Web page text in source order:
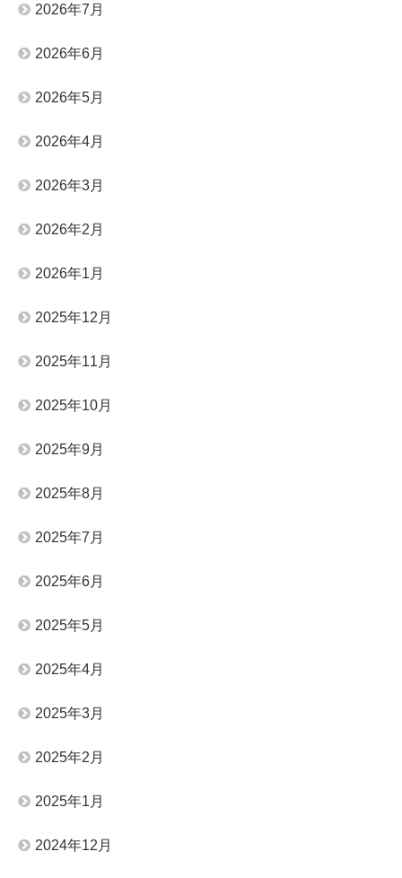
2026年7月
2026年6月
2026年5月
2026年4月
2026年3月
2026年2月
2026年1月
2025年12月
2025年11月
2025年10月
2025年9月
2025年8月
2025年7月
2025年6月
2025年5月
2025年4月
2025年3月
2025年2月
2025年1月
2024年12月